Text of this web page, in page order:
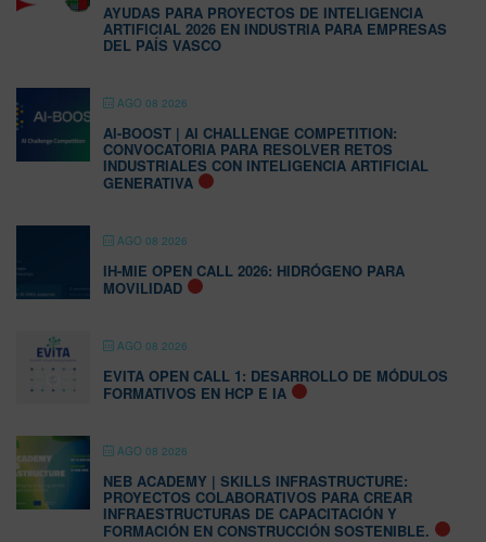
AYUDAS PARA PROYECTOS DE INTELIGENCIA
ARTIFICIAL 2026 EN INDUSTRIA PARA EMPRESAS
DEL PAÍS VASCO
AGO 08 2026
AI-BOOST | AI CHALLENGE COMPETITION:
CONVOCATORIA PARA RESOLVER RETOS
INDUSTRIALES CON INTELIGENCIA ARTIFICIAL
GENERATIVA
AGO 08 2026
IH-MIE OPEN CALL 2026: HIDRÓGENO PARA
MOVILIDAD
AGO 08 2026
EVITA OPEN CALL 1: DESARROLLO DE MÓDULOS
FORMATIVOS EN HCP E IA
AGO 08 2026
NEB ACADEMY | SKILLS INFRASTRUCTURE:
PROYECTOS COLABORATIVOS PARA CREAR
INFRAESTRUCTURAS DE CAPACITACIÓN Y
FORMACIÓN EN CONSTRUCCIÓN SOSTENIBLE.